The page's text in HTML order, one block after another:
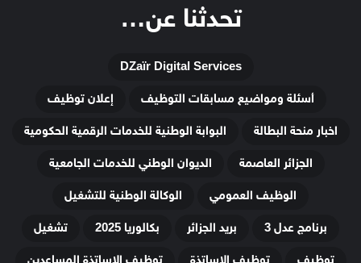
تحدثنا عن…
DZaïr Digital Services
أسئلة ومواضيع مسابقات التوظيف
إعلان توظيف
اخبار منحة البطالة
البوابة الوطنية للخدمات الرقمية الحكومية
الجزائر العاصمة
الديوان الوطني للخدمات الجامعية
الوظيف العمومي
الوكالة الوطنية للتشغيل
برنامج عدل 3
بريد الجزائر بكالوريا 2025
تشغيل